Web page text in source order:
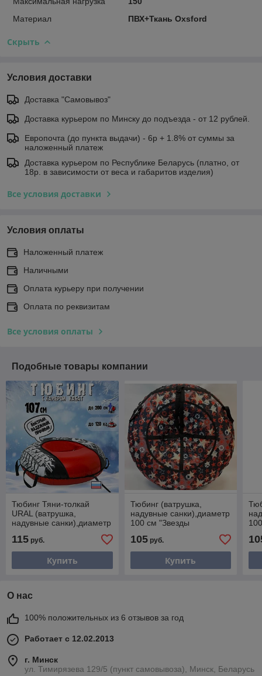
Материал
ПВХ+Ткань Oxsford
Скрыть
Условия доставки
Доставка "Самовывоз"
Доставка курьером по Минску до подъезда - от 12 рублей.
Европочта (до пункта выдачи) - 6р + 1.8% от суммы за
наложенный платеж
Доставка курьером по Республике Беларусь (платно, от
18р. в зависимости от веса и габаритов изделия)
Все условия доставки
Условия оплаты
Наложенный платеж
Наличными
Оплата курьеру при получении
Оплата по реквизитам
Все условия оплаты
Подобные товары компании
Тюбинг Тяни-толкай
URAL (ватрушка,
надувные санки),диаметр
115 руб.
Купить
Тюбинг (ватрушка,
надувные санки),диаметр
100 см "Звезды
105руб.
Купить
О нас
100% положительных из 6 отзывов за год
Работает с 12.02.2013
г. Минск
ул. Тимирязева 129/5 (пункт самовывоза), Минск, Беларусь